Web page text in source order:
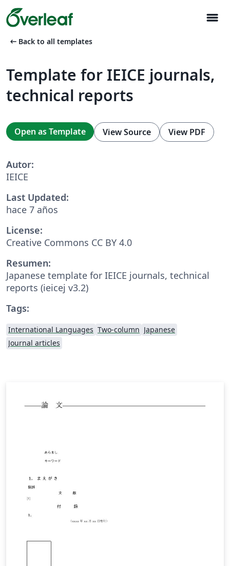
menu
arrow_left_alt Back to all templates
Template for IEICE journals,
technical reports
Open as Template View Source View PDF
Autor:
IEICE
Last Updated:
hace 7 años
License:
Creative Commons CC BY 4.0
Resumen:
Japanese template for IEICE journals, technical
reports (ieicej v3.2)
Tags:
International Languages Two-column Japanese
Journal articles